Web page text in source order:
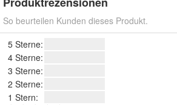
So beurteilen Kunden dieses Produkt.
5 Sterne:
4 Sterne:
3 Sterne:
2 Sterne:
1 Stern: